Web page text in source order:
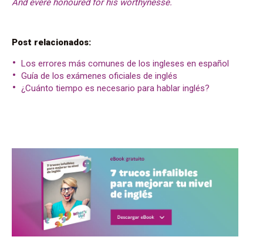
And evere honoured for his worthynesse.
Post relacionados:
Los errores más comunes de los ingleses en español
Guía de los exámenes oficiales de inglés
¿Cuánto tiempo es necesario para hablar inglés?